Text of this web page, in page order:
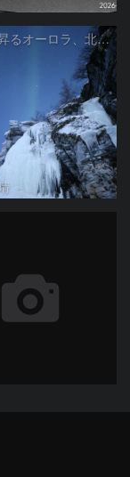
氷瀑から昇るオーロラ、北斗七星